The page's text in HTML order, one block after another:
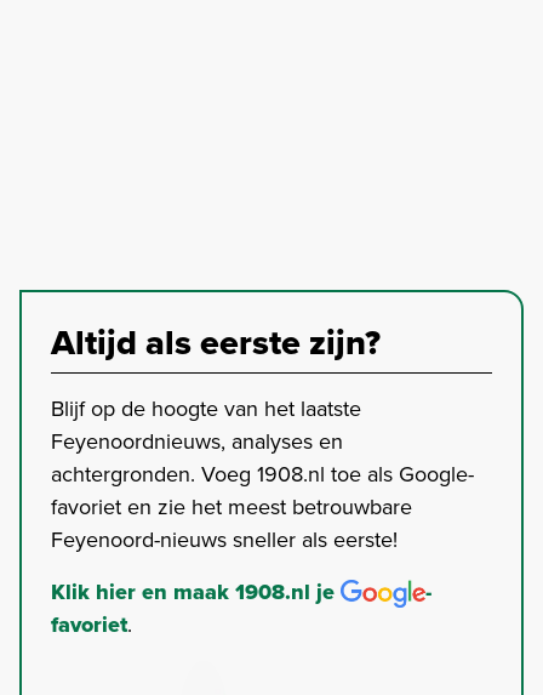
Altijd als eerste zijn?
Blijf op de hoogte van het laatste
Feyenoordnieuws, analyses en
achtergronden. Voeg 1908.nl toe als Google-
favoriet en zie het meest betrouwbare
Feyenoord-nieuws sneller als eerste!
Klik hier en maak 1908.nl je
-
favoriet.